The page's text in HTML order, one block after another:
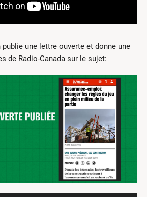
une lettre ouverte et donne une
de Radio-Canada sur le sujet: